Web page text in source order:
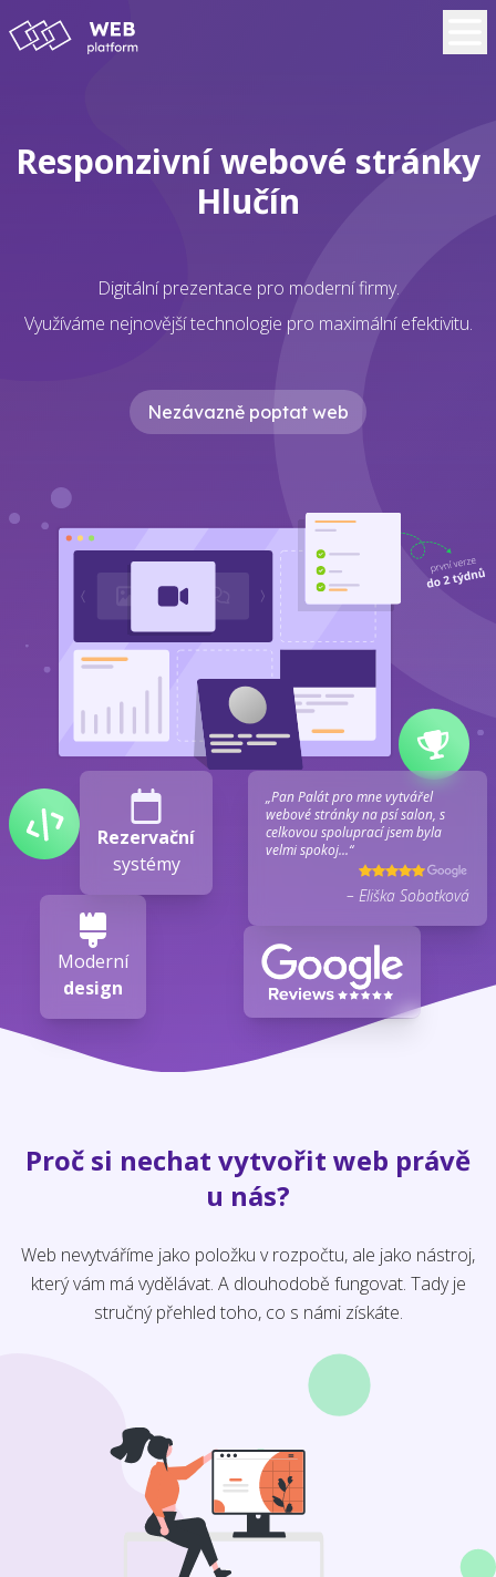
Responzivní webové stránky
Hlučín
Digitální prezentace pro moderní firmy.
Využíváme nejnovější technologie pro maximální efektivitu.
Nezávazně poptat web
Rezervační
systémy
Moderní
design
„Pan Palát pro mne vytvářel
webové stránky na psí salon, s
celkovou spoluprací jsem byla
velmi spokoj...“
– Eliška Sobotková
Proč si nechat vytvořit web právě
u nás?
Web nevytváříme jako položku v rozpočtu, ale jako nástroj,
který vám má vydělávat. A dlouhodobě fungovat. Tady je
stručný přehled toho, co s námi získáte.